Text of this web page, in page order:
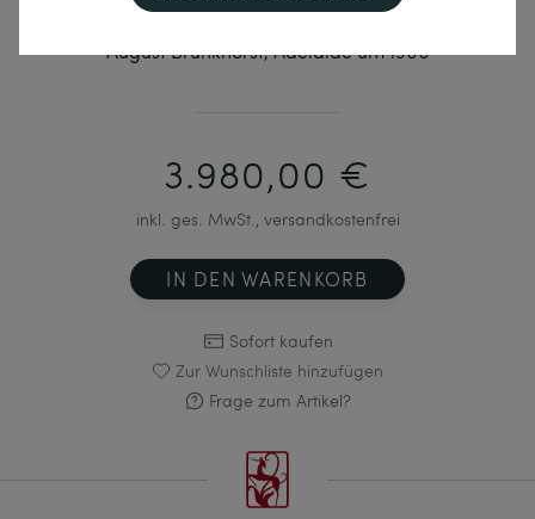
August Brunkhorst, Adelaide um 1900
3.980,00 €
inkl. ges. MwSt., versandkostenfrei
IN DEN WARENKORB
Sofort kaufen
Zur Wunschliste hinzufügen
Frage zum Artikel?